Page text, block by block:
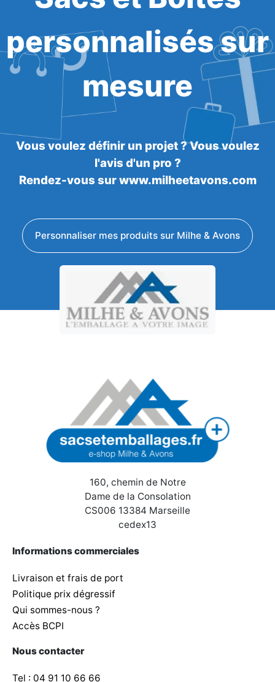
personnalisés sur
mesure
Vous voulez définir un projet ? Vous voulez
l'avis d'un pro ?
Rendez-vous sur www.milheetavons.com
Personnaliser mes produits sur Milhe & Avons
160, chemin de Notre
Dame de la Consolation
CS006 13384 Marseille
cedex13
Informations commerciales
Livraison et frais de port
Politique prix dégressif
Qui sommes-nous ?
Accès BCPI
Nous contacter
Tel : 04 91 10 66 66